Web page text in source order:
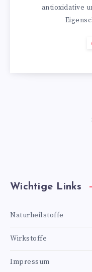
antioxidative
Wichtige Links
Naturheilstoffe
Wirkstoffe
Impressum